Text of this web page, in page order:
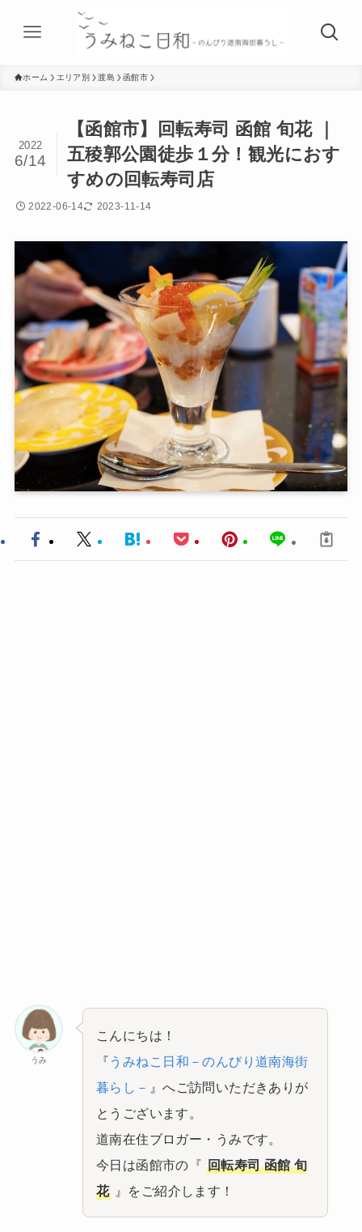
ホーム エリア別 渡島 函館市
【函館市】回転寿司 函館 旬花 ｜
五稜郭公園徒歩１分！観光におす
すめの回転寿司店
2022
6/14
2022-06-14 2023-11-14
うみ
こんにちは！
『 うみねこ日和－のんびり道南海街
暮らし－ 』へご訪問いただきありが
とうございます。
道南在住ブロガー・うみです。
今日は函館市の『 回転寿司 函館 旬
花 』をご紹介します！